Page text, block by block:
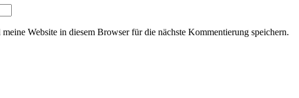
Website in diesem Browser für die nächste Kommentierung speichern.